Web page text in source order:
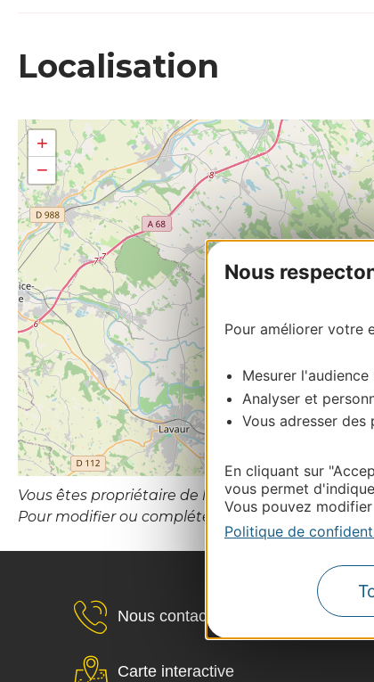
Nous
Pour améliorer votre
Mesurer
Analyser et
Vous adresser
En cliquant sur
vous permet
Vous pouvez
Politique de
Localisation
+
−
Vous êtes propriétaire de l’établissement ou le
Pour modifier ou compléter cette fiche, merci de
Nous contacter
Carte interactive